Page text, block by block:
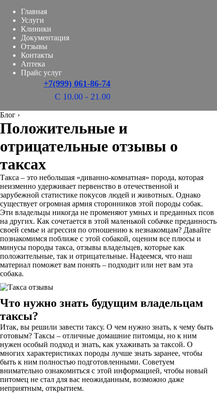
Главная
Услуги
Клиники
Документация
Отзывы
Контакты
Аптека
Прайс услуг
+7(999) 061-86-74
С 10.00 - 21.00
Блог ›
Положительные и
отрицательные отзывы о
таксах
Такса – это небольшая «диванно-комнатная» порода, которая
неизменно удерживает первенство в отечественной и
зарубежной статистике покусов людей и животных. Однако
существует огромная армия сторонников этой породы собак.
Эти владельцы никогда не променяют умных и преданных псов
на других. Как сочетается в этой маленькой собачке преданность
своей семье и агрессия по отношению к незнакомцам? Давайте
познакомимся поближе с этой собакой, оценим все плюсы и
минусы породы такса, отзывы владельцев, которые как
положительные, так и отрицательные. Надеемся, что наш
материал поможет вам понять – подходит или нет вам эта
собака.
Что нужно знать будущим владельцам
таксы?
Итак, вы решили завести таксу. О чем нужно знать, к чему быть
готовым? Таксы – отличные домашние питомцы, но к ним
нужен особый подход и знать, как ухаживать за таксой. О
многих характеристиках породы лучше знать заранее, чтобы
быть к ним полностью подготовленными. Советуем
внимательно ознакомиться с этой информацией, чтобы новый
питомец не стал для вас неожиданным, возможно даже
неприятным, открытием.